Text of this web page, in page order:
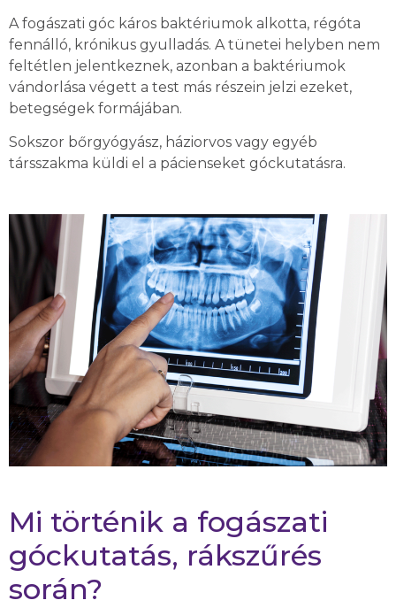
A fogászati góc káros baktériumok alkotta, régóta
fennálló, krónikus gyulladás. A tünetei helyben nem
feltétlen jelentkeznek, azonban a baktériumok
vándorlása végett a test más részein jelzi ezeket,
betegségek formájában.
Sokszor bőrgyógyász, háziorvos vagy egyéb
társszakma küldi el a pácienseket góckutatásra.
Mi történik a fogászati
góckutatás, rákszűrés
során?